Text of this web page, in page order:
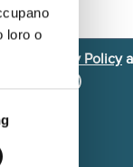
loro o
Privacy Policy
679 (GDPR)